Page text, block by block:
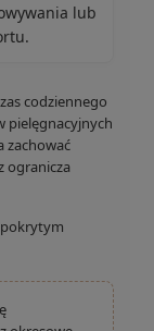
lub
codziennego
pielęgnacyjnych
zachować
ogranicza
pokrytym